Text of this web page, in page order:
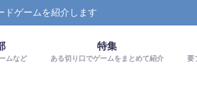
ドゲームを紹介します
ムなど
特集
ある切り口でゲームをまとめて紹介 要